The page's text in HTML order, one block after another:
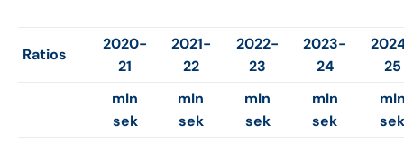
Ratios
2020-
21
2021-
22
2022-
23
2023-
24
25
mln
sek
mln
sek
mln
sek
mln
sek
sek